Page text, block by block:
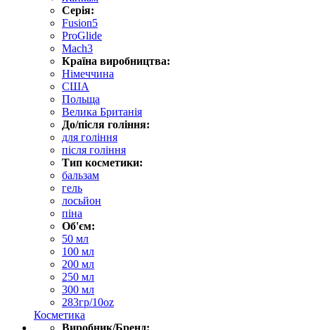
Серія:
Fusion5
ProGlide
Mach3
Країна виробництва:
Німеччина
США
Польща
Велика Британія
До/після гоління:
для гоління
після гоління
Тип косметики:
бальзам
гель
лосьйон
піна
Об'єм:
50 мл
100 мл
200 мл
250 мл
300 мл
283гр/10oz
Косметика